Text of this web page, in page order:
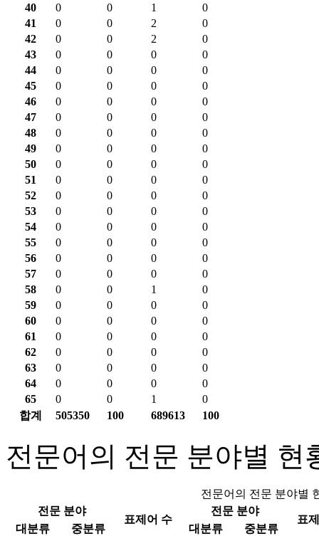
40
0 0 1
0
41
0 0 2
0
42
0 0 2
0
43
0 0 0
0
44
0 0 0
0
45
0 0 0
0
46
0 0 0
0
47
0 0 0
0
48
0 0 0
0
49
0 0 0
0
50
0 0 0
0
51
0 0 0
0
52
0 0 0
0
53
0 0 0
0
54
0 0 0
0
55
0 0 0
0
56
0 0 0
0
57
0 0 0
0
58
0 0 1
0
59
0 0 0
0
60
0 0 0
0
61
0 0 0
0
62
0 0 0
0
63
0 0 0
0
64
0 0 0
0
65
0 0 1
0
합계
505350 100 689613 100
전문어의 전문 분야별 현
전문어의 전문 분야별
전문 분야
표제어 수
전문 분야
표
대분류 중분류 대분류 중분류